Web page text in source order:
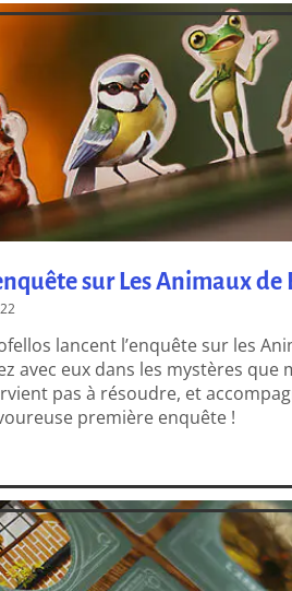
sur Les Animaux de
lancent l’enquête sur les
avec eux dans les mystères que
pas à résoudre, et
première enquête !